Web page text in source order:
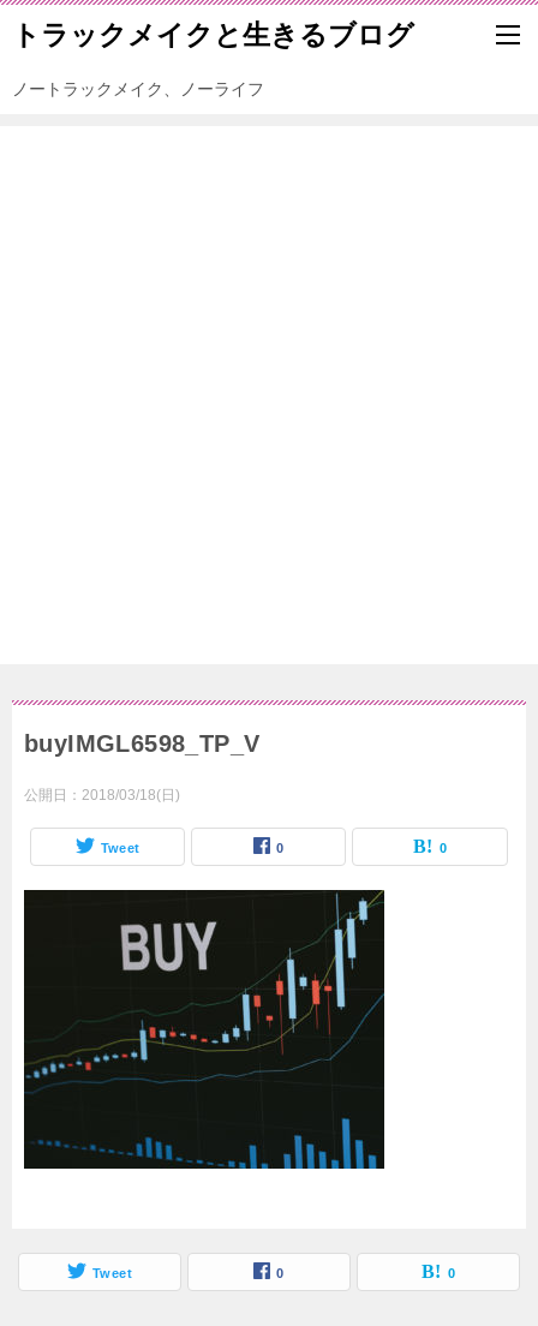
トラックメイクと生きるブログ
ノートラックメイク、ノーライフ
buyIMGL6598_TP_V
公開日： 2018/03/18(日)
Tweet 0 0
Tweet 0 0